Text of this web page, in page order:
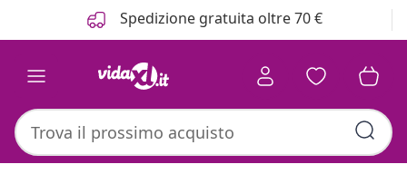
Spedizione gratuita oltre 70 €